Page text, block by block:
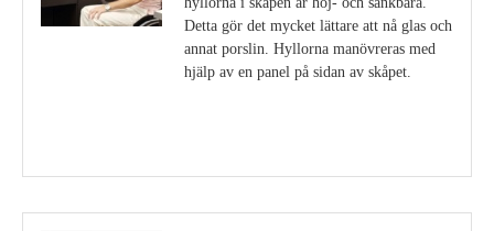
Detta gör det mycket lättare att nå glas och
annat porslin. Hyllorna manövreras med
hjälp av en panel på sidan av skåpet.